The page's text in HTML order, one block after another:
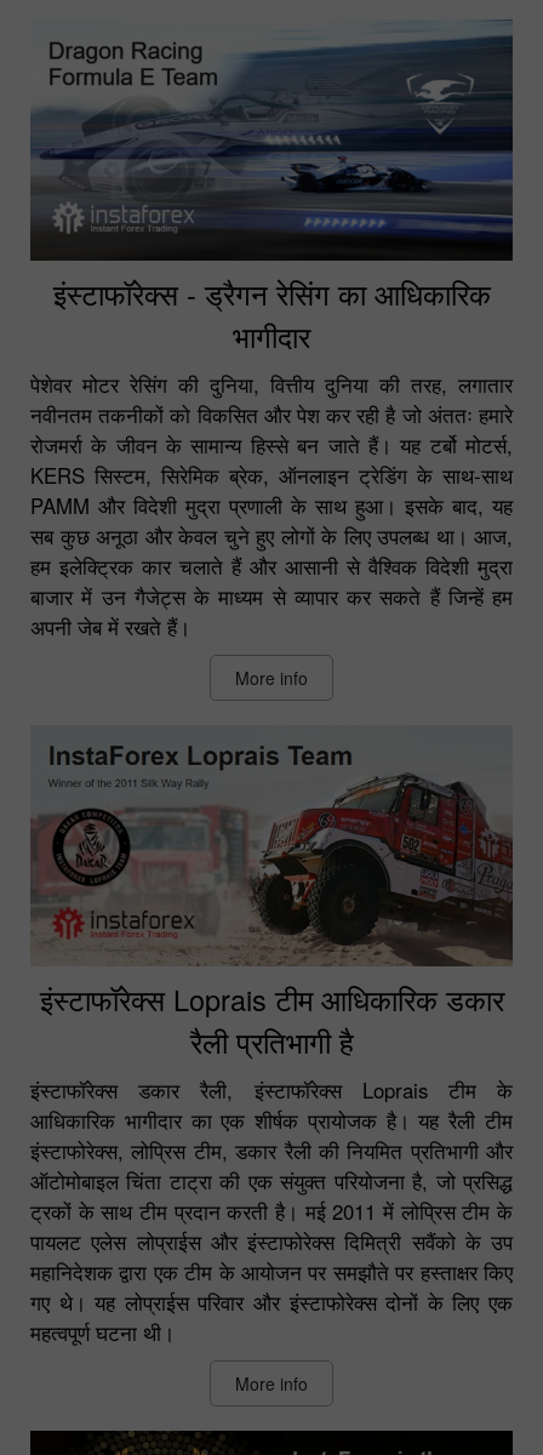
इंस्टाफॉरेक्स - ड्रैगन रेसिंग का आधिकारिक
भागीदार
पेशेवर मोटर रेसिंग की दुनिया, वित्तीय दुनिया की तरह, लगातार
नवीनतम तकनीकों को विकसित और पेश कर रही है जो अंततः हमारे
रोजमर्रा के जीवन के सामान्य हिस्से बन जाते हैं। यह टर्बो मोटर्स,
KERS सिस्टम, सिरेमिक ब्रेक, ऑनलाइन ट्रेडिंग के साथ-साथ
PAMM और विदेशी मुद्रा प्रणाली के साथ हुआ। इसके बाद, यह
सब कुछ अनूठा और केवल चुने हुए लोगों के लिए उपलब्ध था। आज,
हम इलेक्ट्रिक कार चलाते हैं और आसानी से वैश्विक विदेशी मुद्रा
बाजार में उन गैजेट्स के माध्यम से व्यापार कर सकते हैं जिन्हें हम
अपनी जेब में रखते हैं।
More info
इंस्टाफॉरेक्स Loprais टीम आधिकारिक डकार
रैली प्रतिभागी है
इंस्टाफॉरेक्स डकार रैली, इंस्टाफॉरेक्स Loprais टीम के
आधिकारिक भागीदार का एक शीर्षक प्रायोजक है। यह रैली टीम
इंस्टाफोरेक्स, लोप्रिस टीम, डकार रैली की नियमित प्रतिभागी और
ऑटोमोबाइल चिंता टाट्रा की एक संयुक्त परियोजना है, जो प्रसिद्ध
ट्रकों के साथ टीम प्रदान करती है। मई 2011 में लोप्रिस टीम के
पायलट एलेस लोप्राईस और इंस्टाफोरेक्स दिमित्री सवैंको के उप
महानिदेशक द्वारा एक टीम के आयोजन पर समझौते पर हस्ताक्षर किए
गए थे। यह लोप्राईस परिवार और इंस्टाफोरेक्स दोनों के लिए एक
महत्वपूर्ण घटना थी।
More info